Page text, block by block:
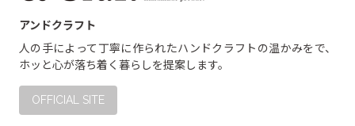
アンドクラフト
人の手によって丁寧に作られたハンドクラフトの温かみをで、
ホッと心が落ち着く暮らしを提案します。
OFFICIAL SITE